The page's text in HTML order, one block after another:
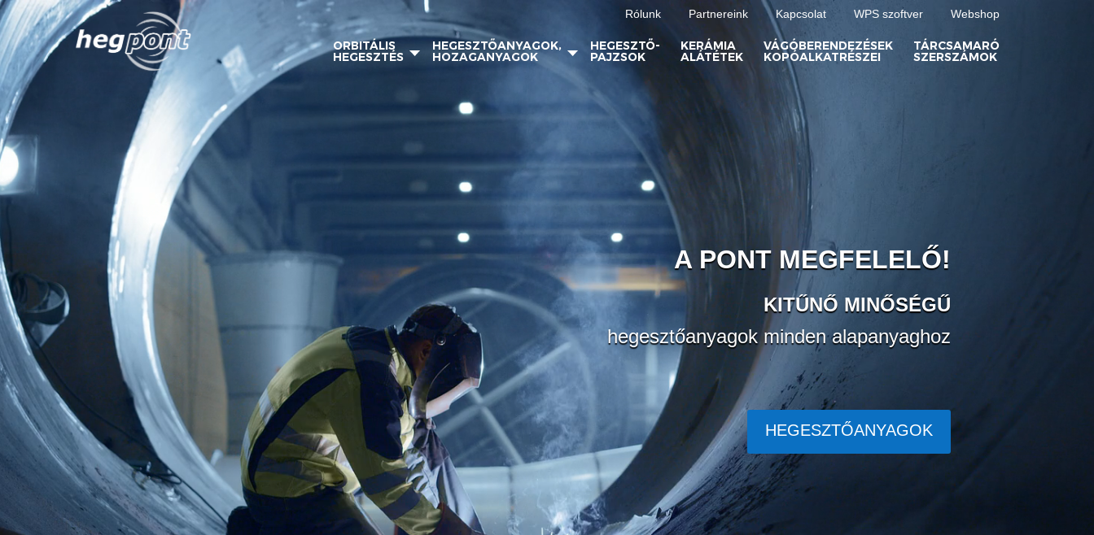
Rólunk Partnereink Kapcsolat WPS szoftver Webshop
ORBITÁLIS
HEGESZTÉS
HEGESZTŐANYAGOK,
HOZAGANYAGOK
HEGESZTŐ-
PAJZSOK
KERÁMIA
ALÁTÉTEK
VÁGÓBERENDEZÉSEK
KOPÓALKATRÉSZEI
TÁRCSAMARÓ
SZERSZÁMOK
A PONT MEGFELELŐ!
KITŰNŐ MINŐSÉGŰ
hegesztőanyagok minden alapanyaghoz
HEGESZTŐANYAGOK